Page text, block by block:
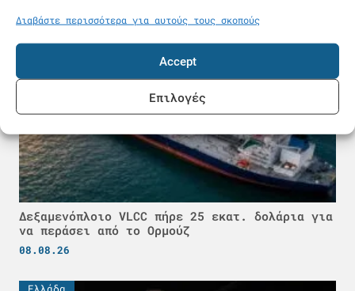
Διαβάστε περισσότερα για αυτούς τους σκοπούς
Accept
Επιλογές
Κόσμος
Δεξαμενόπλοιο VLCC πήρε 25 εκατ. δολάρια για
να περάσει από το Ορμούζ
08.08.26